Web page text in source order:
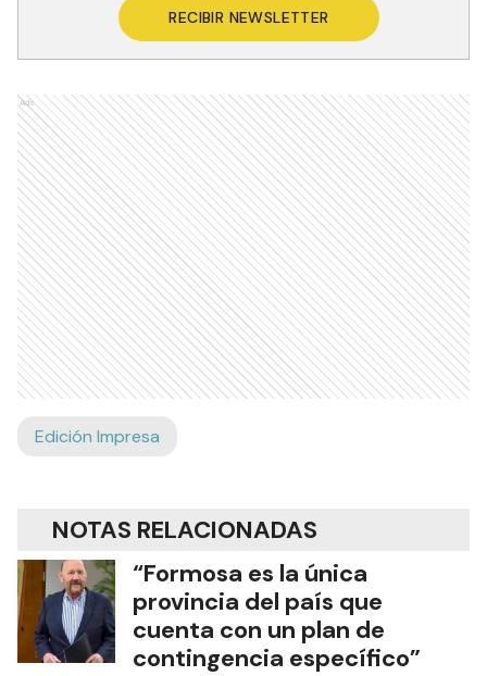
RECIBIR NEWSLETTER
Ads
Edición Impresa
NOTAS RELACIONADAS
“Formosa es la única
provincia del país que
cuenta con un plan de
contingencia específico”